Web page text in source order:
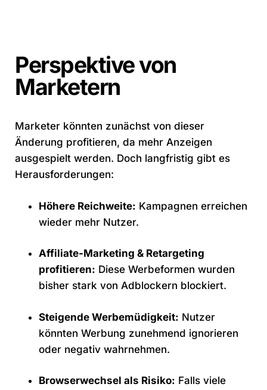
Perspektive von
Marketern
Marketer könnten zunächst von dieser
Änderung profitieren, da mehr Anzeigen
ausgespielt werden. Doch langfristig gibt es
Herausforderungen:
Höhere Reichweite: Kampagnen erreichen
wieder mehr Nutzer.
Affiliate-Marketing & Retargeting
profitieren: Diese Werbeformen wurden
bisher stark von Adblockern blockiert.
Steigende Werbemüdigkeit: Nutzer
könnten Werbung zunehmend ignorieren
oder negativ wahrnehmen.
Browserwechsel als Risiko: Falls viele